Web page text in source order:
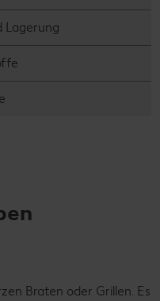
Lagerung
Braten oder Grillen. Es